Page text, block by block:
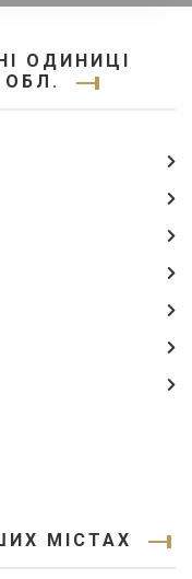
ОДИНИЦІ
ОБЛ.
МІСТАХ